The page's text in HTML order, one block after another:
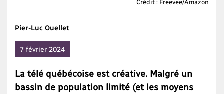
Crédit : Freevee/Amazon
Pier-Luc Ouellet
7 février 2024
La télé québécoise est créative. Malgré un
bassin de population limité (et les moyens